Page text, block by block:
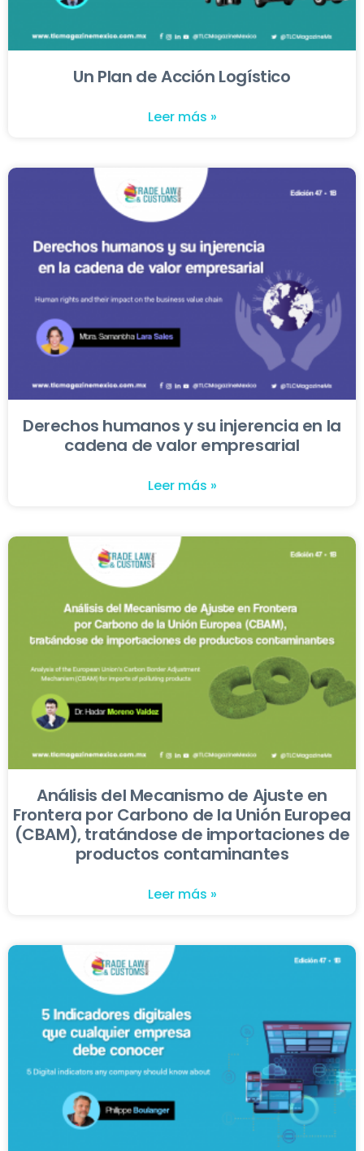
Un Plan de Acción Logístico
Leer más »
Derechos humanos y su injerencia en la
cadena de valor empresarial
Leer más »
Análisis del Mecanismo de Ajuste en
Frontera por Carbono de la Unión Europea
(CBAM), tratándose de importaciones de
productos contaminantes
Leer más »